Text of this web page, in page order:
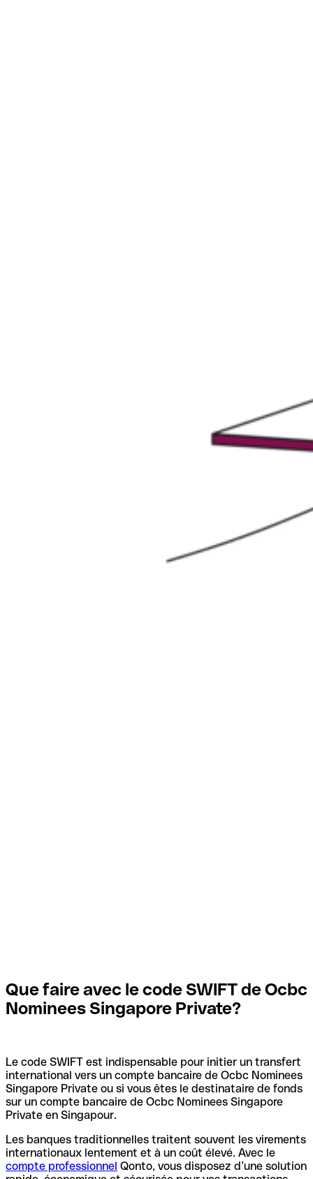
Que faire avec le code SWIFT de Ocbc
Nominees Singapore Private?
Le code SWIFT est indispensable pour initier un transfert
international vers un compte bancaire de Ocbc Nominees
Singapore Private ou si vous êtes le destinataire de fonds
sur un compte bancaire de Ocbc Nominees Singapore
Private en Singapour.
Les banques traditionnelles traitent souvent les virements
internationaux lentement et à un coût élevé. Avec le
compte professionnel Qonto, vous disposez d’une solution